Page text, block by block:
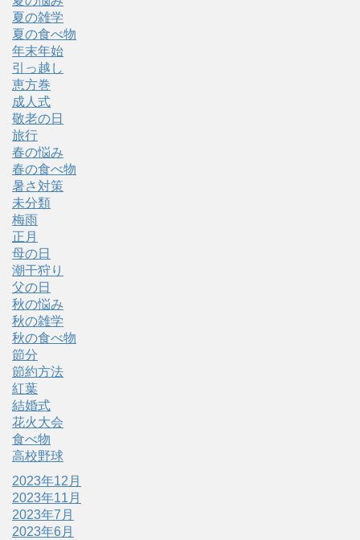
夏の雑学
夏の食べ物
年末年始
引っ越し
恵方巻
成人式
敬老の日
旅行
春の悩み
春の食べ物
暑さ対策
未分類
梅雨
正月
母の日
潮干狩り
父の日
秋の悩み
秋の雑学
秋の食べ物
節分
節約方法
紅葉
結婚式
花火大会
食べ物
高校野球
2023年12月
2023年11月
2023年7月
2023年6月